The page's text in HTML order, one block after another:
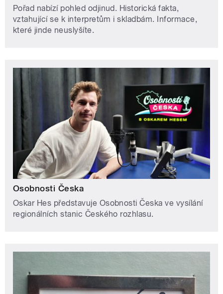
Pořad nabízí pohled odjinud. Historická fakta,
vztahující se k interpretům i skladbám. Informace,
které jinde neuslyšíte.
Osobnosti Česka
Oskar Hes představuje Osobnosti Česka ve vysílání
regionálních stanic Českého rozhlasu.